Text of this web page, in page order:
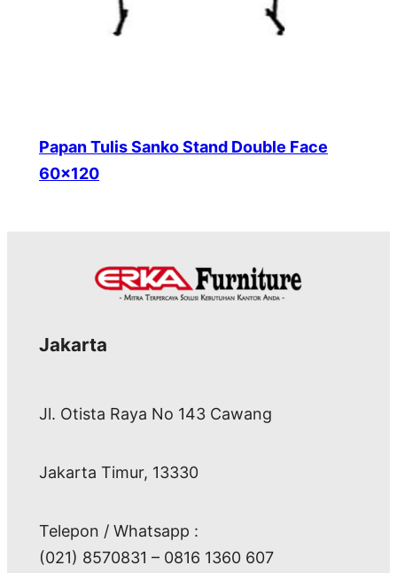
Papan Tulis Sanko Stand Double Face
60×120
Jakarta
Jl. Otista Raya No 143 Cawang
Jakarta Timur, 13330
Telepon / Whatsapp :
(021) 8570831 – 0816 1360 607